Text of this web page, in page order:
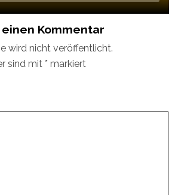
Kommentar
wird nicht veröffentlicht.
sind mit * markiert